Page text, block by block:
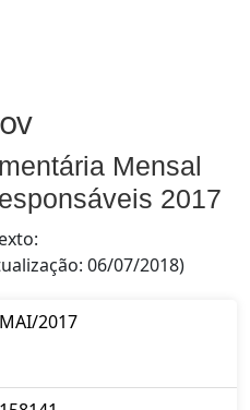
Mensal
2017
06/07/2018)
MAI/2017